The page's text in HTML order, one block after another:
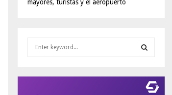
mayores, turistas y el aeropuerto